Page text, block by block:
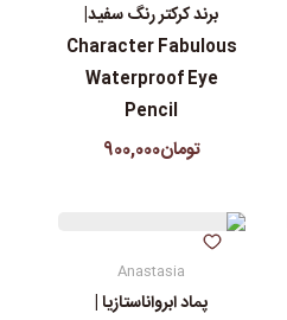
برند کرکتر رنگ سفید|
Character Fabulous
Waterproof Eye
Pencil
تومان900,000
Anastasia
پماد ابرواناستازیا |